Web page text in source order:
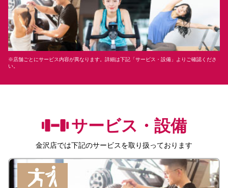
※店舗ごとにサービス内容が異なります。詳細は下記「サービス・設備」よりご確認くださ
い。
サービス・設備
金沢店では下記のサービスを取り扱っております